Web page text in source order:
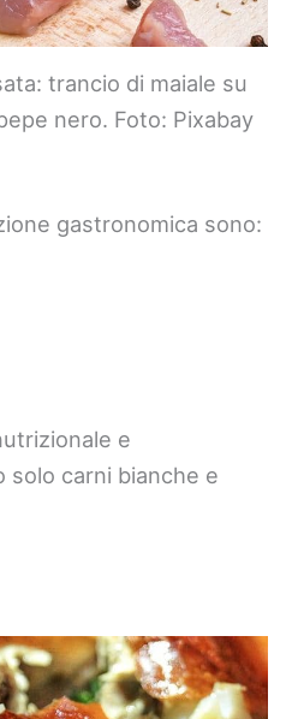
trancio di maiale su
nero. Foto: Pixabay
gastronomica sono:
e
solo carni bianche e